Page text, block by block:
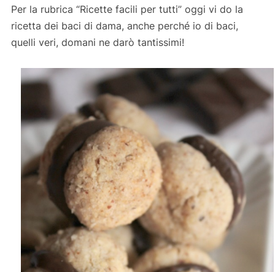
Per la rubrica “Ricette facili per tutti” oggi vi do la
ricetta dei baci di dama, anche perché io di baci,
quelli veri, domani ne darò tantissimi!